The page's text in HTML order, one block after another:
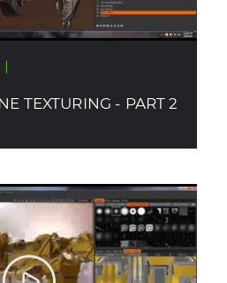
TEXTURING - PART 2